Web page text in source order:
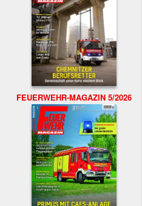
FEUERWEHR-MAGAZIN 5/2026